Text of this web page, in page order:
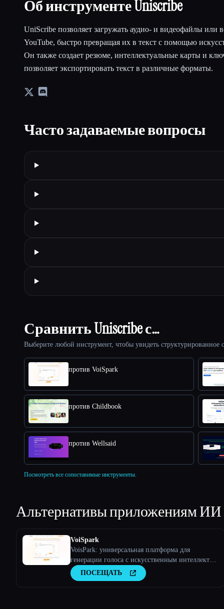
Об инструменте Uniscribe
UniScribe позволяет загружать аудио- и видеофайлы или
YouTube, быстро превращая их в текст с помощью
Он также создает резюме, интеллектуальные карты и
позволяет экспортировать текст в различные форматы.
Часто задаваемые вопросы
Сравнить Uniscribe с…
Выберите любой инструмент, чтобы увидеть
против VoiSpark
против Childbook
против Wellsaid
Посмотреть все сопоставимые инструменты.
Альтернативы приложениям
VoiSpark
VoisPark: универсальная платформа для
генерации голоса с искусственным интеллектом
| Преобразование текста в речь и клонирование
голоса
ПОСЕЩАТЬ